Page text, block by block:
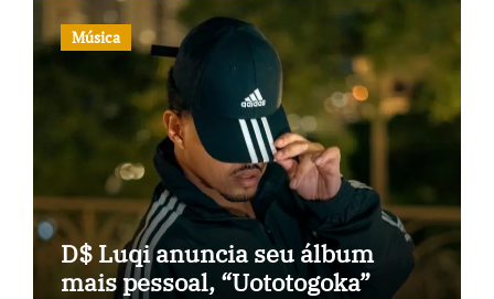
Música
D$ Luqi anuncia seu álbum
mais pessoal, “Uototogoka”